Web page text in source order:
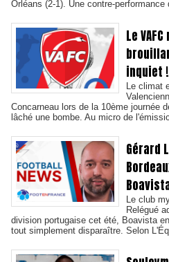
Orléans (2-1). Une contre-performance
Le
inquiet !
Le climat
Concarneau lors de la 10ème journée
lâché une bombe. Au micro de
Gérard
Le club
Relégué
division portugaise cet été, Boavista
tout simplement disparaître. Selon